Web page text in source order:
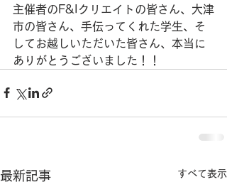
主催者のF&Iクリエイトの皆さん、大津
市の皆さん、手伝ってくれた学生、そ
してお越しいただいた皆さん、本当に
ありがとうございました！！
最新記事 すべて表示